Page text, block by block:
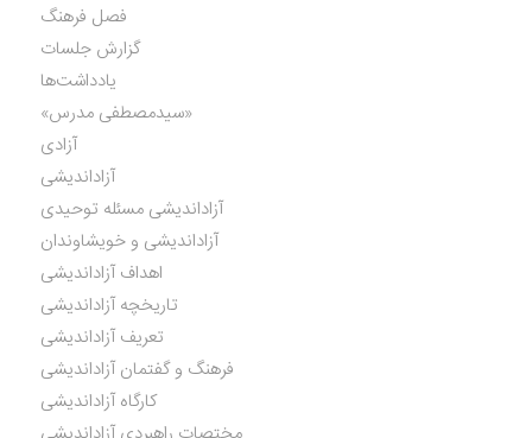
فصل فرهنگ
گزارش جلسات
یادداشت‌ها
«سیدمصطفی مدرس»
آزادی
آزاداندیشی
آزاداندیشی مسئله توحیدی
آزاداندیشی و خویشاوندان
اهداف آزاداندیشی
تاریخچه آزاداندیشی
تعریف آزاداندیشی
فرهنگ و گفتمان آزاداندیشی
کارگاه آزاداندیشی